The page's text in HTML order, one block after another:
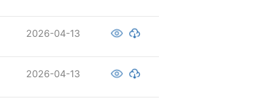
2026-04-13
2026-04-13